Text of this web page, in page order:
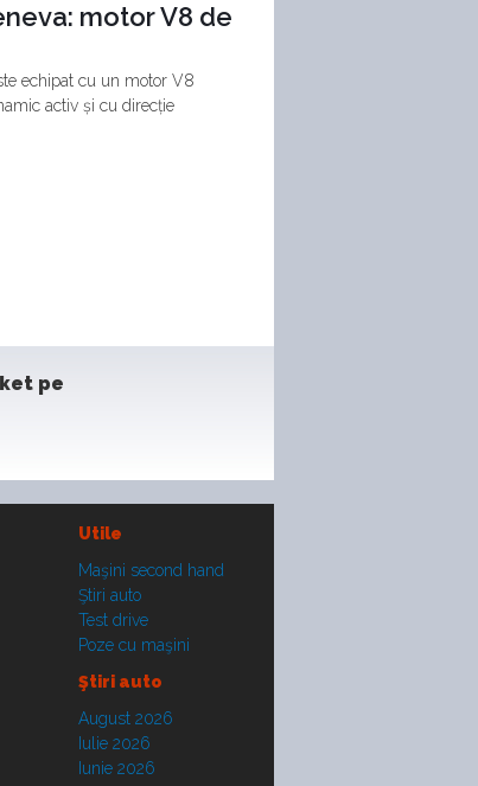
motor V8 de
echipat cu un motor V8
activ și cu direcție
pe
Utile
Maşini second hand
Ştiri auto
Test drive
Poze cu maşini
Ştiri auto
August 2026
Iulie 2026
Iunie 2026